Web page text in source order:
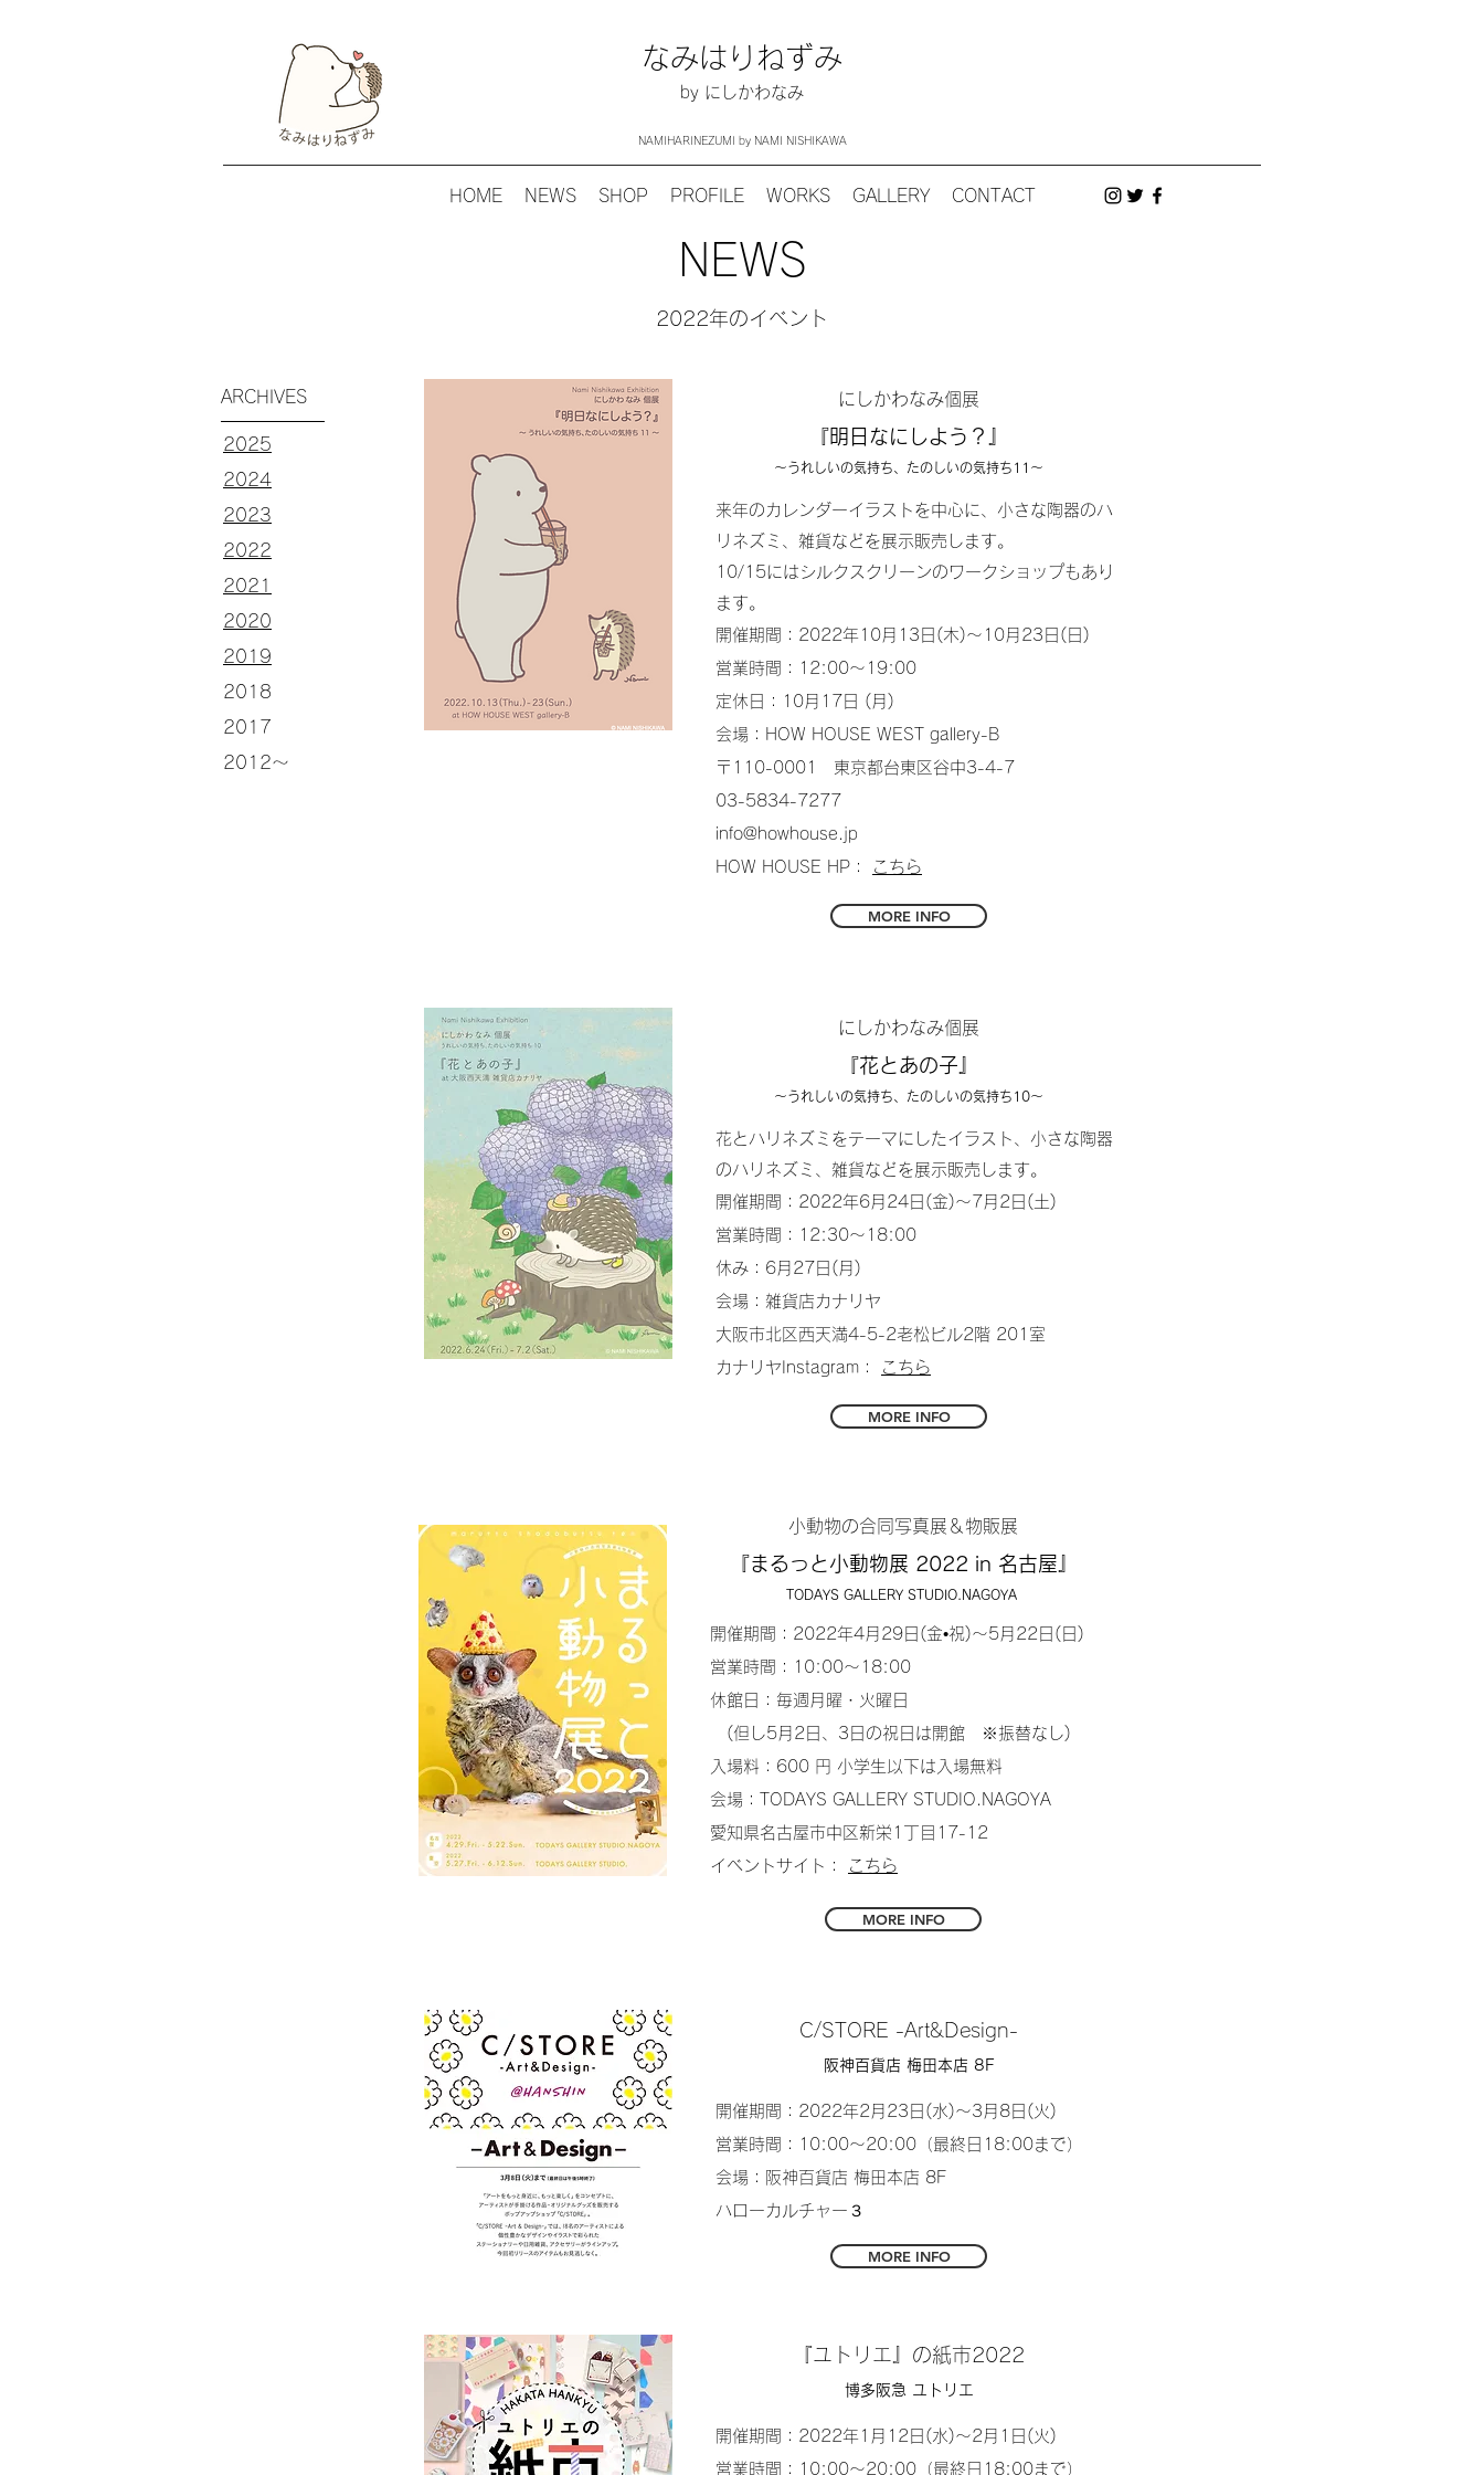
なみはりねずみ
by にしかわなみ
NAMIHARINEZUMI by NAMI NISHIKAWA
HOME NEWS SHOP PROFILE WORKS GALLERY CONTACT
NEWS
2022年のイベント
ARCHIVES
​2025
​2024
2023
​2022
​2021
2020
2019
2018
2017
2012〜
にしかわなみ個展
『明日なにしよう？』
～うれしいの気持ち、たのしいの気持ち11～
来年のカレンダーイラストを中心に、小さな陶器のハ
リネズミ、雑貨などを展示販売します。
​10/15にはシルクスクリーンのワークショップもあり
ます。
開催期間：2022年10月13日(木)〜10月23日(日)
営業時間：12:00〜19:00
定休日：10月17日 (月)
会場：HOW HOUSE WEST gallery-B
〒110-0001 東京都台東区谷中3-4-7
03-5834-7277
info@howhouse.jp
HOW HOUSE HP：
こちら
MORE INFO
にしかわなみ個展
『花とあの子』
～うれしいの気持ち、たのしいの気持ち10～
花とハリネズミをテーマにしたイラスト、小さな陶器
のハリネズミ、雑貨などを展示販売します。
開催期間：2022年6月24日(金)〜7月2日(土)
営業時間：12:30～18:00
休み：6月27日(月)
会場：雑貨店カナリヤ
大阪市北区西天満4-5-2老松ビル2階 201室
カナリヤInstagram：
こちら
MORE INFO
小動物の合同写真展＆物販展
『まるっと小動物展 2022 in 名古屋』
TODAYS GALLERY STUDIO.NAGOYA
開催期間：2022年4月29日(金•祝)〜5月22日(日)
営業時間：10:00～18:00
休館日：毎週月曜・火曜日
(但し5月2日、3日の祝日は開館 ※振替なし)
入場料：600 円 小学生以下は入場無料
会場：TODAYS GALLERY STUDIO.NAGOYA
愛知県名古屋市中区新栄1丁目17-12
イベントサイト：
こちら
MORE INFO
C/STORE -Art&Design-
阪神百貨店 梅田本店 8F
開催期間：2022年2月23日(水)〜3月8日(火)
営業時間：10:00〜20:00（最終日18:00まで）
会場：阪神百貨店 梅田本店 8F
ハローカルチャー３
MORE INFO
『ユトリエ』の紙市2022
博多阪急 ユトリエ
開催期間：2022年1月12日(水)〜2月1日(火)
営業時間：10:00〜20:00（最終日18:00まで）